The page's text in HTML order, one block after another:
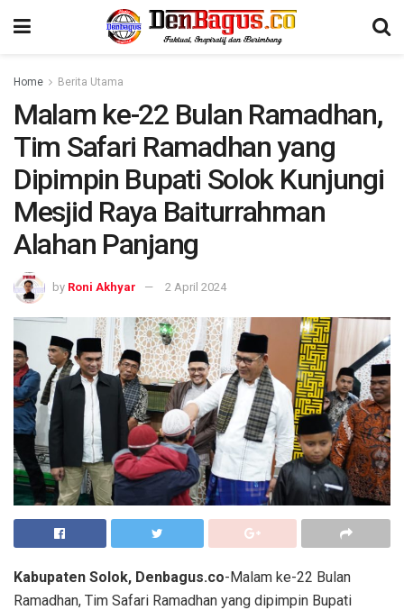
Home Berita Utama
Malam ke-22 Bulan Ramadhan,
Tim Safari Ramadhan yang
Dipimpin Bupati Solok Kunjungi
Mesjid Raya Baiturrahman
Alahan Panjang
by Roni Akhyar 2 April 2024
Kabupaten Solok, Denbagus.co-Malam ke-22 Bulan
Ramadhan, Tim Safari Ramadhan yang dipimpin Bupati